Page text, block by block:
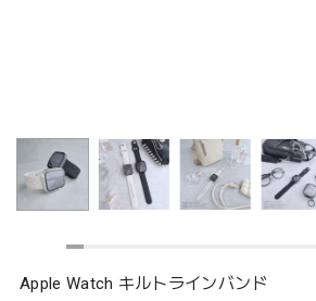
Apple Watch キルトラインバンド